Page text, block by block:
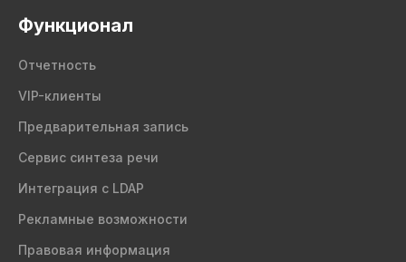
Функционал
Отчетность
VIP-клиенты
Предварительная запись
Сервис синтеза речи
Интеграция с LDAP
Рекламные возможности
Правовая информация